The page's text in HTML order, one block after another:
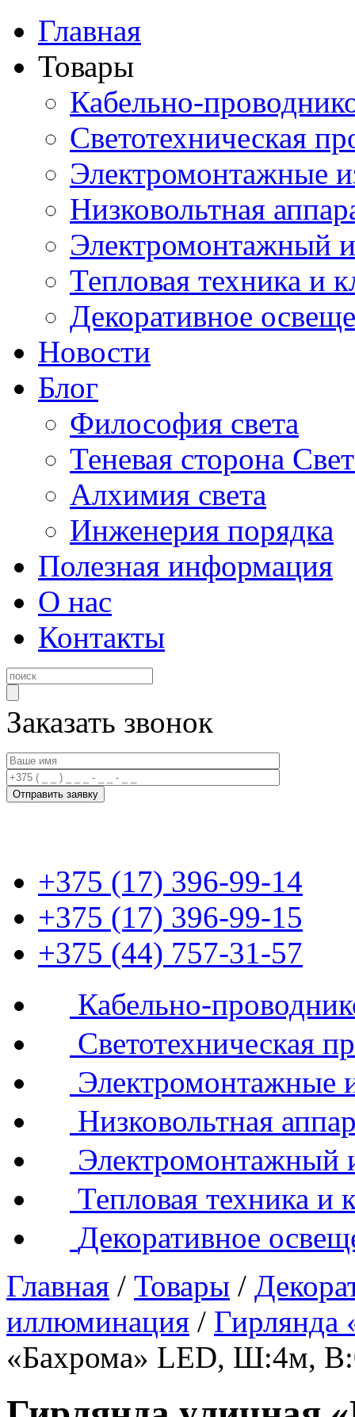
Главная
Товары
Кабельно-
Светотехническая
Электромонтажные
Низковольтная
Электромонтажный
Тепловая техника и
Декоративное
Новости
Блог
Философия света
Теневая сторона
Алхимия света
Инженерия порядка
Полезная информация
О нас
Контакты
Заказать звонок
+375 (17) 396-99-14
+375 (17) 396-99-15
+375 (44) 757-31-57
Кабельно-
Светотехническая
Электромонтажные
Низковольтная
Электромонтажный
Тепловая техника и
Декоративное
Главная / Товары /
иллюминация / Гирлянда
«Бахрома» LED, Ш:4м,